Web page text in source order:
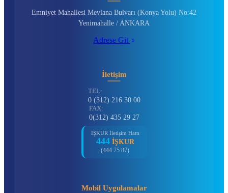
Emniyet Mahallesi Mevlana Bulvarı (Konya Yolu) No:42
Yenimahalle / ANKARA
Adrese Git
İletişim
TEL:
0 (312) 216 30 00
FAX:
0(312) 435 29 27
İŞKUR İletişim Hattı
444 İŞKUR
(444 75 87)
Mobil Uygulamalar